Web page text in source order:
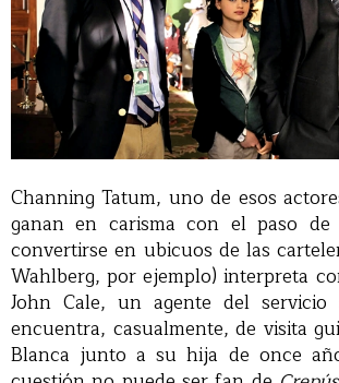
Channing Tatum, uno de esos
ganan en carisma con el paso
convertirse en ubicuos de las
Wahlberg, por ejemplo) interpreta
John Cale, un agente del servicio
encuentra, casualmente, de visita
Blanca junto a su hija de once